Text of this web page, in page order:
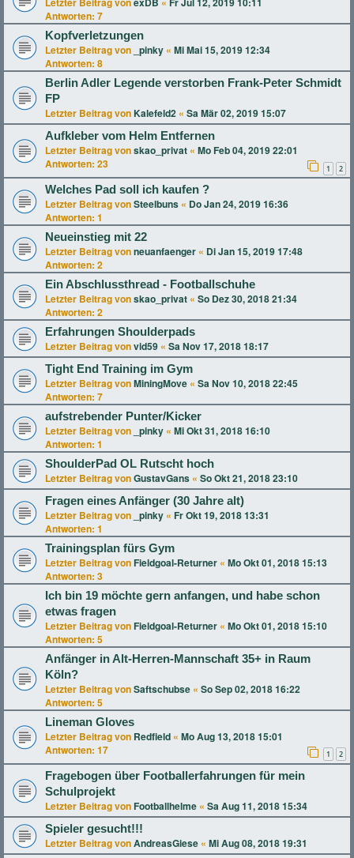
Antworten: 7
Kopfverletzungen
Letzter Beitrag von _pinky « Mi Mai 15, 2019 12:34
Antworten: 8
Berlin Adler Legende verstorben Frank-Peter Schmidt
FP
Letzter Beitrag von Kalefeld2 « Sa Mär 02, 2019 15:07
Aufkleber vom Helm Entfernen
Letzter Beitrag vonskao_privat « Mo Feb 04, 2019 22:01
Antworten: 23 1 2
Welches Pad soll ich kaufen ?
Letzter Beitrag vonSteelbuns « Do Jan 24, 2019 16:36
Antworten: 1
Neueinstieg mit 22
Letzter Beitrag vonneuanfaenger « Di Jan 15, 2019 17:48
Antworten: 2
Ein Abschlussthread - Footballschuhe
Letzter Beitrag vonskao_privat « So Dez 30, 2018 21:34
Antworten: 2
Erfahrungen Shoulderpads
Letzter Beitrag vonvid59 « Sa Nov 17, 2018 18:17
Tight End Training im Gym
Letzter Beitrag vonMiningMove « Sa Nov 10, 2018 22:45
Antworten: 7
aufstrebender Punter/Kicker
Letzter Beitrag von _pinky « Mi Okt 31, 2018 16:10
Antworten: 1
ShoulderPad OL Rutscht hoch
Letzter Beitrag vonGustavGans « So Okt 21, 2018 23:10
Fragen eines Anfänger (30 Jahre alt)
Letzter Beitrag von _pinky « Fr Okt 19, 2018 13:31
Antworten: 1
Trainingsplan fürs Gym
Letzter Beitrag von Fieldgoal-Returner « Mo Okt 01, 2018 15:13
Antworten: 3
Ich bin 19 möchte gern anfangen, und habe schon
etwas fragen
Letzter Beitrag von Fieldgoal-Returner « Mo Okt 01, 2018 15:10
Antworten: 5
Anfänger in Alt-Herren-Mannschaft 35+ in Raum
Köln?
Letzter Beitrag vonSaftschubse « So Sep 02, 2018 16:22
Antworten: 5
Lineman Gloves
Letzter Beitrag von Redfield « Mo Aug 13, 2018 15:01
Antworten: 17 1 2
Fragebogen über Footballerfahrungen für mein
Schulprojekt
Letzter Beitrag von Footballhelme « Sa Aug 11, 2018 15:34
Spieler gesucht!!!
Letzter Beitrag vonAndreasGiese « Mi Aug 08, 2018 19:31